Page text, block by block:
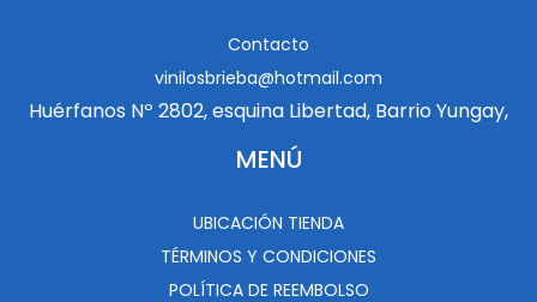
Contacto
vinilosbrieba@hotmail.com
Huérfanos Nº 2802, esquina Libertad, Barrio Yungay,
MENÚ
UBICACIÓN TIENDA
TÉRMINOS Y CONDICIONES
POLÍTICA DE REEMBOLSO